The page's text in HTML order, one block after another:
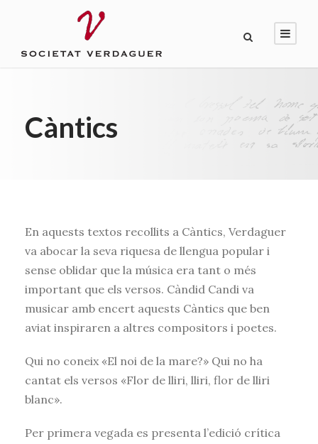
Càntics
En aquests textos recollits a Càntics, Verdaguer
va abocar la seva riquesa de llengua popular i
sense oblidar que la música era tant o més
important que els versos. Càndid Candi va
musicar amb encert aquests Càntics que ben
aviat inspiraren a altres compositors i poetes.
Qui no coneix «El noi de la mare?» Qui no ha
cantat els versos «Flor de lliri, lliri, flor de lliri
blanc».
Per primera vegada es presenta l’edició crítica